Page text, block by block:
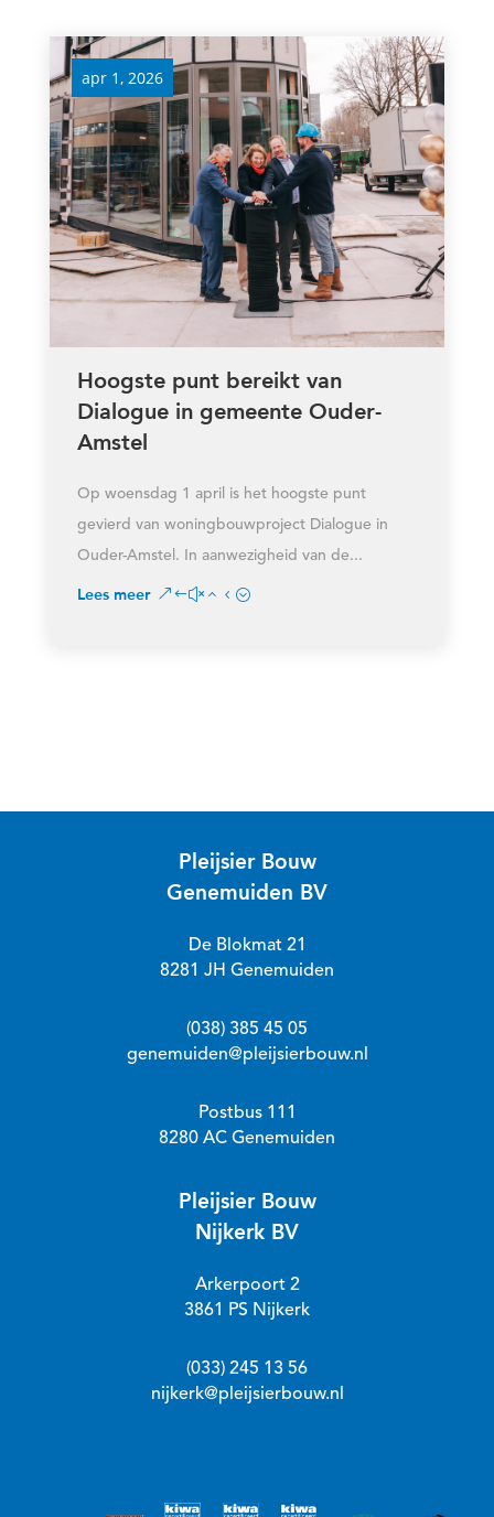
apr 1, 2026
Hoogste punt bereikt van
Dialogue in gemeente Ouder-
Amstel
Op woensdag 1 april is het hoogste punt
gevierd van woningbouwproject Dialogue in
Ouder-Amstel. In aanwezigheid van de...
Lees meer
Pleijsier Bouw
Genemuiden BV
De Blokmat 21
8281 JH Genemuiden
(038) 385 45 05
genemuiden@pleijsierbouw.nl
Postbus 111
8280 AC Genemuiden
Pleijsier Bouw
Nijkerk BV
Arkerpoort 2
3861 PS Nijkerk
(033) 245 13 56
nijkerk@pleijsierbouw.nl